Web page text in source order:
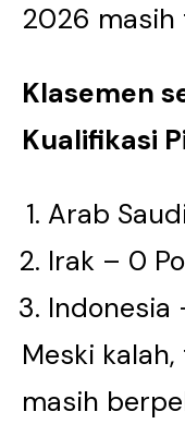
2026 masih
Klasemen
Kualifikasi
Arab
Irak – 0
Indonesia
Meski
masih